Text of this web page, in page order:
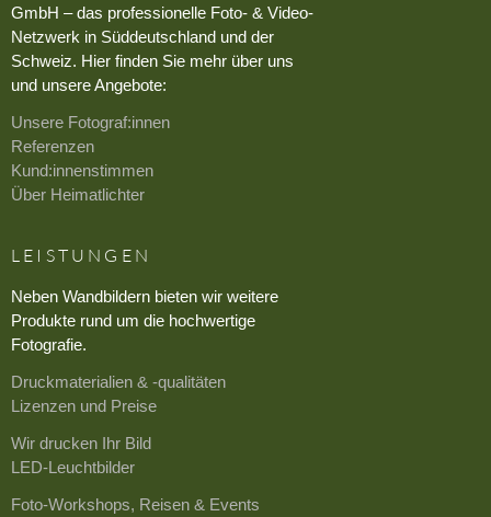
GmbH – das professionelle Foto- & Video-
Netzwerk in Süddeutschland und der
Schweiz. Hier finden Sie mehr über uns
und unsere Angebote:
Unsere Fotograf:innen
Referenzen
Kund:innenstimmen
Über Heimatlichter
LEISTUNGEN
Neben Wandbildern bieten wir weitere
Produkte rund um die hochwertige
Fotografie.
Druckmaterialien & -qualitäten
Lizenzen und Preise
Wir drucken Ihr Bild
LED-Leuchtbilder
Foto-Workshops, Reisen & Events